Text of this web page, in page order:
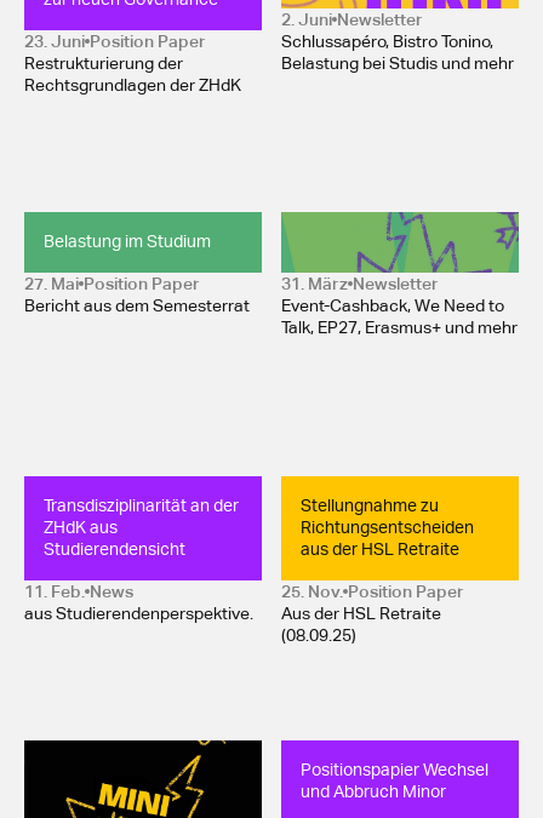
23. Juni Position Paper
Restrukturierung der
Rechtsgrundlagen der ZHdK
2. Juni Newsletter
Schlussapéro, Bistro Tonino,
Belastung bei Studis und mehr
Belastung im Studium
27. Mai Position Paper
Bericht aus dem Semesterrat
Newsletter April 2026
31. März Newsletter
Event-Cashback, We Need to
Talk, EP27, Erasmus+ und mehr
Transdisziplinarität an der
ZHdK aus
Studierendensicht
11. Feb. News
aus Studierendenperspektive.
Stellungnahme zu
Richtungsentscheiden
aus der HSL Retraite
25. Nov. Position Paper
Aus der HSL Retraite
(08.09.25)
November 2025
Positionspapier Wechsel
und Abbruch Minor